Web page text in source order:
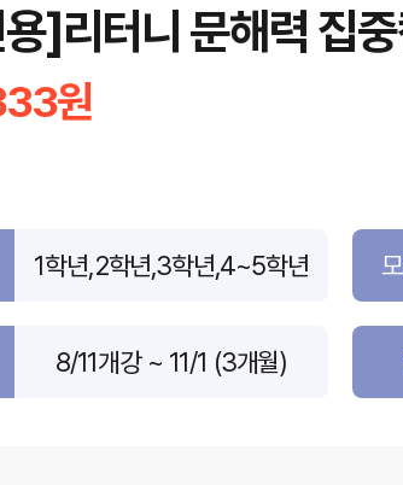
]리터니 문해력 집
원
1학년,2학년,3학년,4~5학년
8/11개강 ~ 11/1 (3개월)